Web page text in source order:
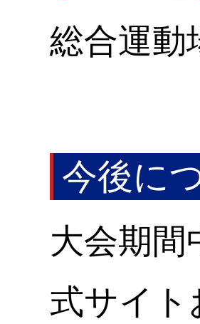
総合運動
今後に
大会期間
式サイト